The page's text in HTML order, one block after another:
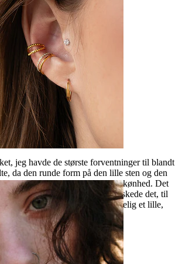
af mine ordrer
jeg havde de største forventninger til blandt
da den runde form på den lille sten og den
vundet mig over med deres skønhed. Det
til min flat eller, hvis jeg ønskede det, til
eller også til mine helix. Virkelig et lille,
køb